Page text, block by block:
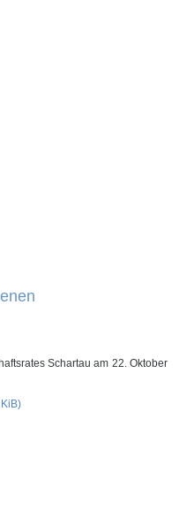
Schartau am 22. Oktober